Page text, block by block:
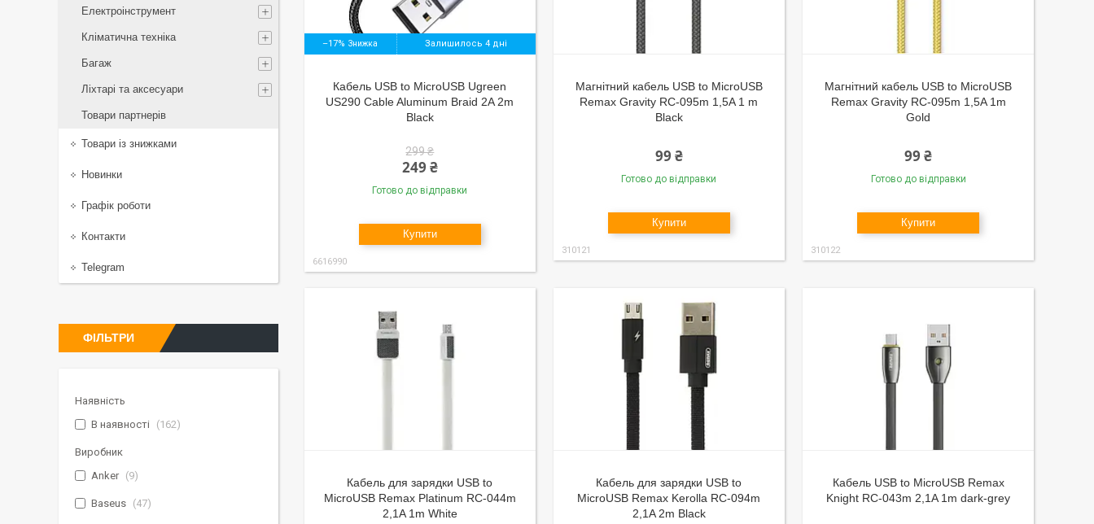
–17% Залишилось 4 дні
Кабель USB to MicroUSB Ugreen
US290 Cable Aluminum Braid 2A 2m
Black
299 ₴
249 ₴
Готово до відправки
Купити
6616990
Магнітний кабель USB to MicroUSB
Remax Gravity RC-095m 1,5A 1 m
Black
99 ₴
Готово до відправки
Купити
310121
Магнітний кабель USB to MicroUSB
Remax Gravity RC-095m 1,5A 1m
Gold
99 ₴
Готово до відправки
Купити
310122
Кабель для зарядки USB to
MicroUSB Remax Platinum RC-044m
2,1A 1m White
Кабель для зарядки USB to
MicroUSB Remax Kerolla RC-094m
2,1A 2m Black
Кабель USB to MicroUSB Remax
Knight RC-043m 2,1A 1m dark-grey
Електроінструмент
Кліматична техніка
Багаж
Ліхтарі та аксесуари
Товари партнерів
Товари із знижками
Новинки
Графік роботи
Контакти
Telegram
ФІЛЬТРИ
Наявність
В наявності
162
Виробник
Anker
9
Baseus 47